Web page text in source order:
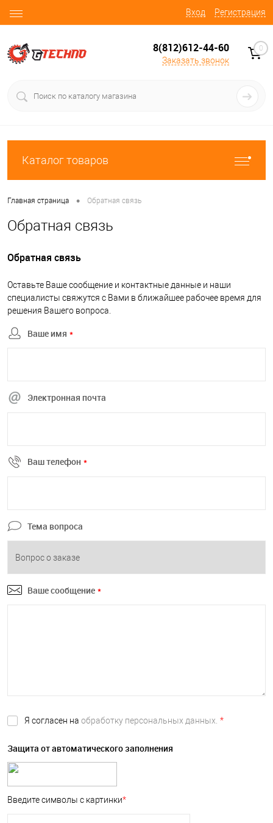
Вход Регистрация
8(812)612-44-60
Заказать звонок
0
Каталог товаров
Главная страница • Обратная связь
Обратная связь
Обратная связь
Оставьте Ваше сообщение и контактные данные и наши
специалисты свяжутся с Вами в ближайшее рабочее время для
решения Вашего вопроса.
Ваше имя *
Электронная почта
Ваш телефон *
Тема вопроса
Ваше сообщение *
Я согласен на обработку персональных данных. *
Защита от автоматического заполнения
Введите символы с картинки*